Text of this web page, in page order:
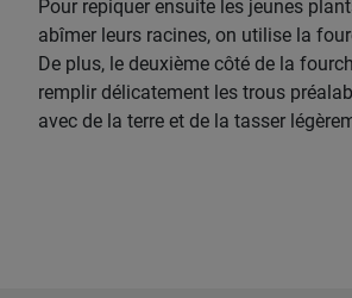
Pour repiquer ensuite les jeunes
abîmer leurs racines, on utilise la
De plus, le deuxième côté de la
remplir délicatement les trous
avec de la terre et de la tasser